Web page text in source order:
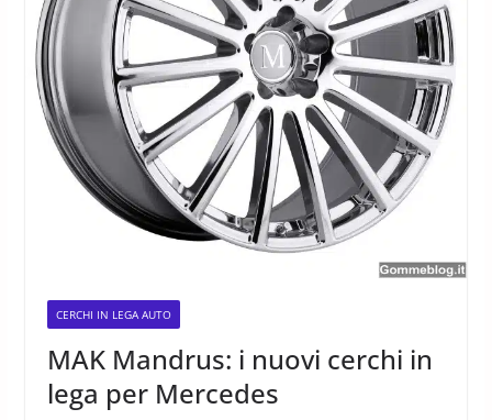
CERCHI IN LEGA AUTO
MAK Mandrus: i nuovi cerchi in
lega per Mercedes